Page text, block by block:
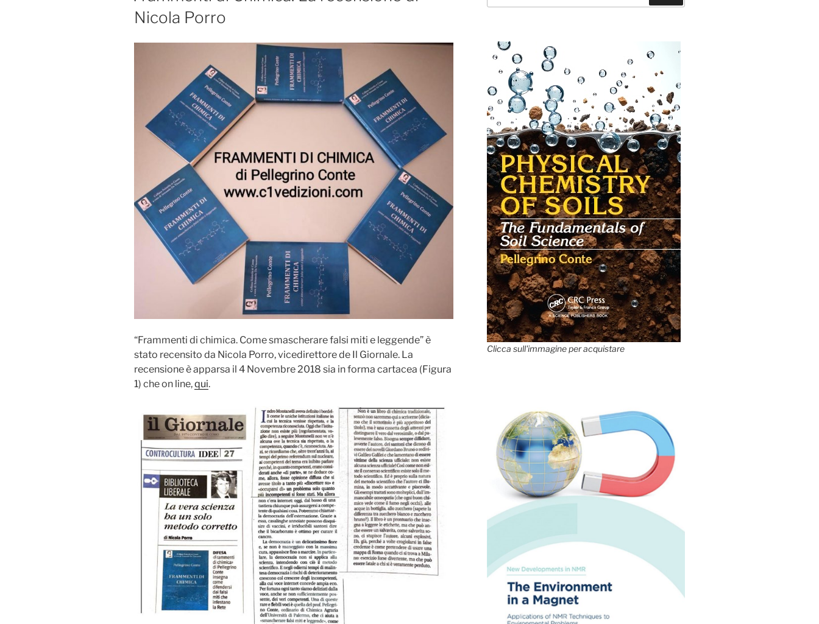
Nicola Porro
“Frammenti di chimica. Come smascherare falsi miti e leggende” è
stato recensito da Nicola Porro, vicedirettore de Il Giornale. La
recensione è apparsa il 4 Novembre 2018 sia in forma cartacea (Figura
1) che on line,qui.
Clicca sull'immagine per acquistare